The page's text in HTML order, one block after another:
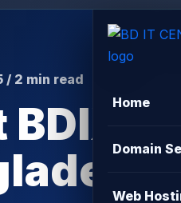
Home
Domain
Web
/ 2 min read
BDIX